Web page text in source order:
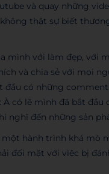
và quay những
thật sự biết
mình với làm đẹp, với
và chia sẻ với mọi
có những
có lẽ mình đã bắt
nghĩ đến những sản
hành trình khá mò
đối mặt với việc bị